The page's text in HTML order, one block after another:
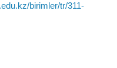
birimler/tr/311-